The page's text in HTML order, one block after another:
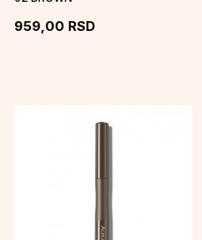
959,00 RSD